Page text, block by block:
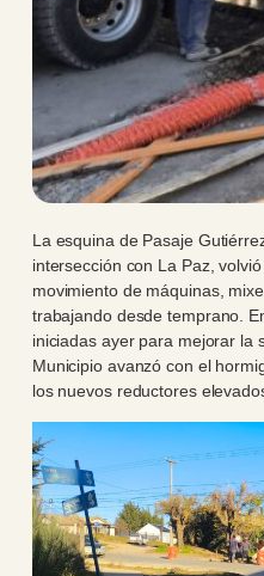
La esquina de Pasaje
intersección con La Paz,
movimiento de máquinas,
trabajando desde temprano.
iniciadas ayer para mejorar la
Municipio avanzó con el
los nuevos reductores